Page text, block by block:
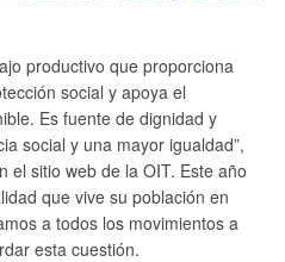
productivo que proporciona
social y apoya el
Es fuente de dignidad y
social y una mayor igualdad”,
el sitio web de la OIT. Este año
que vive su población en
a todos los movimientos a
esta cuestión.